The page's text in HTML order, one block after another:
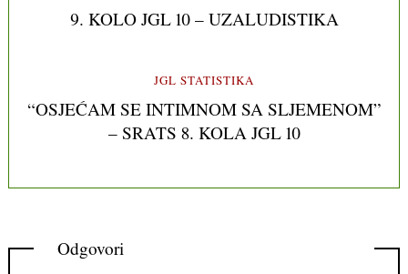
9. KOLO JGL 10 – UZALUDISTIKA
JGL STATISTIKA
“OSJEĆAM SE INTIMNOM SA SLJEMENOM”
– SRATS 8. KOLA JGL 10
Odgovori